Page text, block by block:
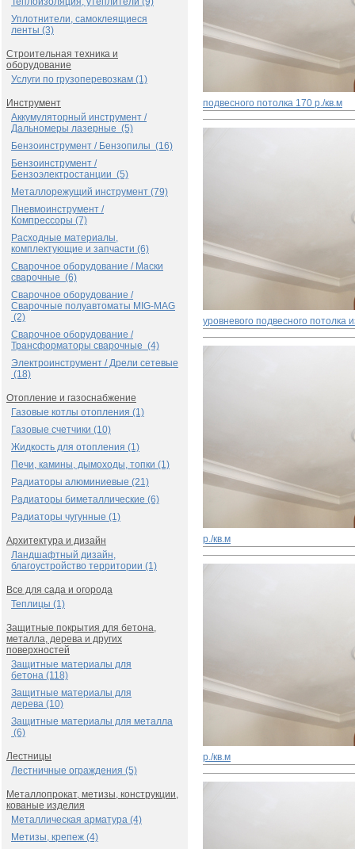
Уплотнители, самоклеящиеся
ленты (3)
Строительная техника и
оборудование
Услуги по грузоперевозкам (1)
Инструмент
Аккумуляторный инструмент /
Дальномеры лазерные (5)
Бензоинструмент / Бензопилы (16)
Бензоинструмент /
Бензоэлектростанции (5)
Металлорежущий инструмент (79)
Пневмоинструмент /
Компрессоры (7)
Расходные материалы,
комплектующие и запчасти (6)
Сварочное оборудование / Маски
сварочные (6)
Сварочное оборудование /
Сварочные полуавтоматы MIG-MAG
(2)
Сварочное оборудование /
Трансформаторы сварочные (4)
Электроинструмент / Дрели сетевые
(18)
Отопление и газоснабжение
Газовые котлы отопления (1)
Газовые счетчики (10)
Жидкость для отопления (1)
Печи, камины, дымоходы, топки (1)
Радиаторы алюминиевые (21)
Радиаторы биметаллические (6)
Радиаторы чугунные (1)
Архитектура и дизайн
Ландшафтный дизайн,
благоустройство территории (1)
Все для сада и огорода
Теплицы (1)
Защитные покрытия для бетона,
металла, дерева и других
поверхностей
Защитные материалы для
бетона (118)
Защитные материалы для
дерева (10)
Защитные материалы для металла
(6)
Лестницы
Лестничные ограждения (5)
Металлопрокат, метизы, конструкции,
кованые изделия
Металлическая арматура (4)
Метизы, крепеж (4)
подвесного потолка 170 р./кв.м
уровневого подвесного потолка
р./кв.м
р./кв.м